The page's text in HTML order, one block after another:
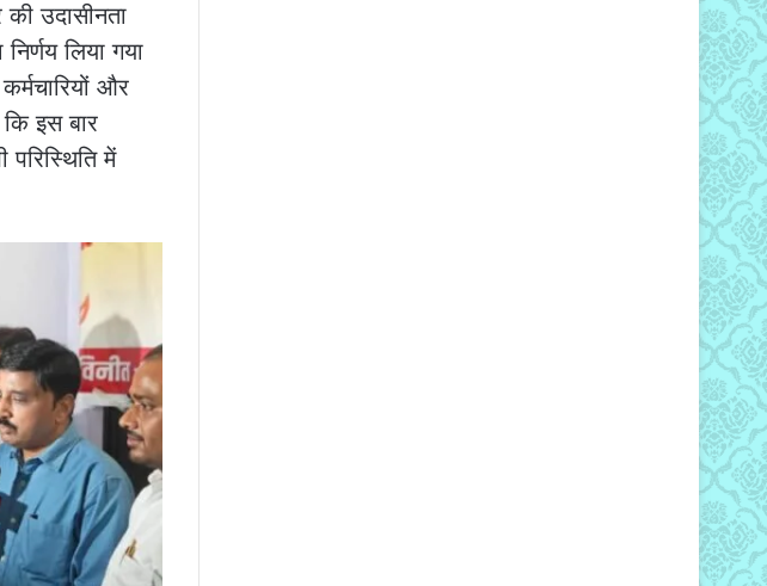
उदासीनता
लिया गया
और
कि इस बार
में